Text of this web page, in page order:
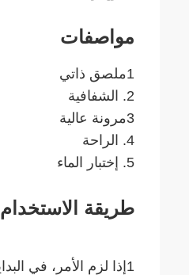
مواصفات
1ملصق ذاتي
2. الشفافية
3مرونة عالية
4. الراحة
5. إختبار الماء
طريقة الاستخدام
1إذا لزم الأمر، في البداية حول الجلد مع بيع الغاز في البداية